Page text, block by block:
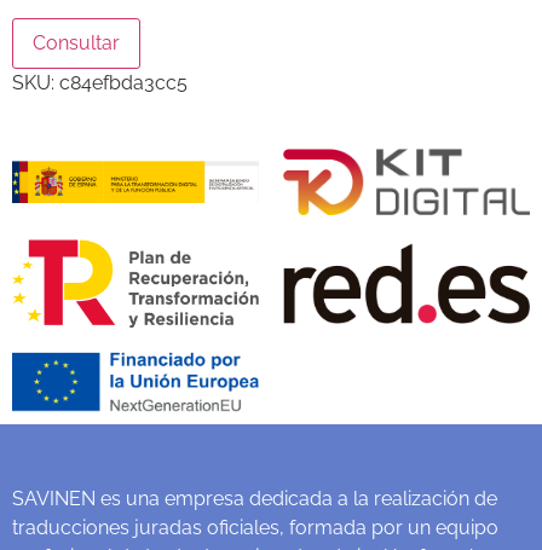
Consultar
SKU: c84efbda3cc5
SAVINEN es una empresa dedicada a la realización de
traducciones juradas oficiales, formada por un equipo